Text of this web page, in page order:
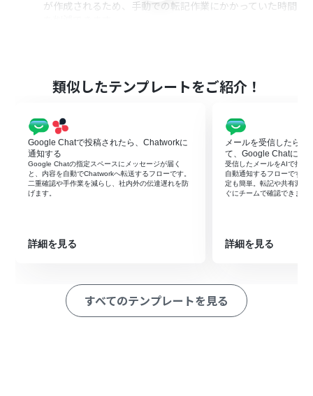
が作成されるため、手動での転記作業にかかっていた時間
■フローボットの流れ
す。
次に、トリガーでGoogle Chatを選択し、「スペースにメ
ッセージが送信されたら」というアクションを設定しま
す。
次に、オペレーションで「分岐」を設定し、特定のキー
ワードが含まれるメッセージなど、Issue化したい条件を
文からIssueのタイトルや説明に必要な情報を抽出しま
す。
※「トリガー」：フロー起動のきっかけとなるアクション、「オ
類似したテンプレートをご紹介！
Google Chatで投稿されたら、Chatworkに
通知する
Google Chatの指定スペースにメッセージが届く
と、内容を自動でChatworkへ転送するフローです。
二重確認や手作業を減らし、社内外の伝達遅れを防
げます。
詳細を見る
メールを受信したら
て、Google Chatに通
受信したメールをAIで抽出
自動通知するフローです。
定も簡単。転記や共有漏れ
ぐにチームで確認できます
詳細を見る
すべてのテンプレートを見る